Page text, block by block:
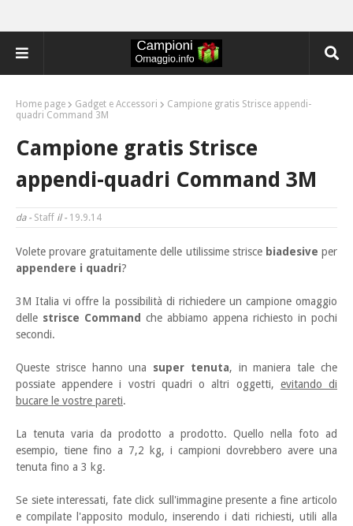
Home page Gadget e Accessori
Campione gratis Strisce appendi-
quadri Command 3M
Campione gratis Strisce
appendi-quadri Command 3M
da - Staff il - 19.9.14
Volete provare gratuitamente delle utilissime strisce biadesiveper
appendere i quadri?
3M Italia vi offre la possibilità di richiedere un campione omaggio
delle strisce Command che abbiamo appena richiesto in pochi
secondi.
Queste strisce hanno una super tenuta, in maniera tale che
possiate appendere i vostri quadri o altri oggetti, evitando di
bucare le vostre pareti.
La tenuta varia da prodotto a prodotto. Quello nella foto ad
esempio, tiene fino a 7,2 kg, i campioni dovrebbero avere una
tenuta fino a 3 kg.
Se siete interessati, fate click sull'immagine presente a fine articolo
e compilate l'apposito modulo, inserendo i dati richiesti, utili alla